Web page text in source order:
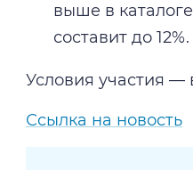
выше в
составит до 12%.
Условия участия —
Ссылка на новость